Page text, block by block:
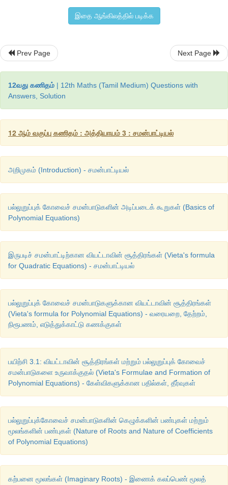
முயலலாம் உதாரணமாக ,
கோவை சமன்பாட்டின் இரு மூலங்கள்
மூலங்களாக
இந்நான்கு
கொடுக்கப்பட்டுள்ள
கணக்கு இருபடி சமன்பாட்டு கணக்காக
எளிதில்
தீர்வு கண்டறியப்படுகின்றது.
பல்லுறுப்புக்கோவைகளின்
இதை ஆங்கிலத்தில் படிக்க
Prev Page Next Page
12வது கணிதம் | 12th Maths (Tamil Medium) Questions with
Answers, Solution
12 ஆம் வகுப்பு கணிதம் : அத்தியாயம் 3 : சமன்பாட்டியல்
அறிமுகம் (Introduction) - சமன்பாட்டியல்
பல்லுறுப்புக் கோவைச் சமன்பாடுகளின் அடிப்படைக் கூறுகள் (Basics of
Polynomial Equations)
இருபடிச் சமன்பாட்டிற்கான வியட்டாவின் சூத்திரங்கள் (Vieta's formula
for Quadratic Equations) - சமன்பாட்டியல்
பல்லுறுப்புக் கோவைச் சமன்பாடுகளுக்கான வியட்டாவின் சூத்திரங்கள்
(Vieta's formula for Polynomial Equations) - வரையறை, தேற்றம்,
நிரூபணம், எடுத்துக்காட்டு கணக்குகள்
பயிற்சி 3.1: வியட்டாவின் சூத்திரங்கள் மற்றும் பல்லுறுப்புக் கோவைச்
சமன்பாடுகளை உருவாக்குதல் (Vieta's Formulae and Formation of
Polynomial Equations) - கேள்விகளுக்கான பதில்கள், தீர்வுகள்
பல்லுறுப்புக்கோவைச் சமன்பாடுகளின் கெழுக்களின் பண்புகள் மற்றும்
மூலங்களின் பண்புகள் (Nature of Roots and Nature of Coefficients
of Polynomial Equations)
கற்பனை மூலங்கள் (Imaginary Roots) - இணைக் கலப்பெண் மூலத்